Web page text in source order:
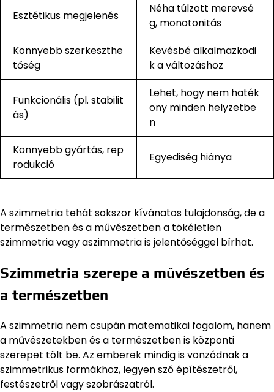
Esztétikus megjelenés
Néha túlzott merevsé
g, monotonitás
Könnyebb szerkeszthe
tőség
Kevésbé alkalmazkodi
k a változáshoz
Funkcionális (pl. stabilit
ás)
Lehet, hogy nem haték
ony minden helyzetbe
n
Könnyebb gyártás, rep
rodukció
Egyediség hiánya
A szimmetria tehát sokszor kívánatos tulajdonság, de a
természetben és a művészetben a tökéletlen
szimmetria vagy aszimmetria is jelentőséggel bírhat.
Szimmetria szerepe a művészetben és
a természetben
A szimmetria nem csupán matematikai fogalom, hanem
a művészetekben és a természetben is központi
szerepet tölt be. Az emberek mindig is vonzódnak a
szimmetrikus formákhoz, legyen szó építészetről,
festészetről vagy szobrászatról.